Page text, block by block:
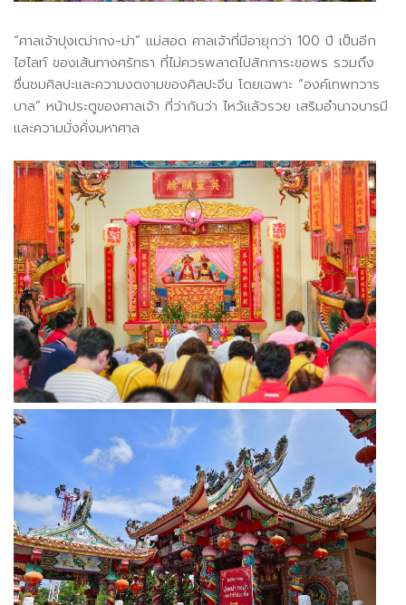
“ศาลเจ้าปุงเฒ่ากง-ม่า” แม่สอด ศาลเจ้าที่มีอายุกว่า 100 ปี เป็นอีก
ไฮไลท์ ของเส้นทางศรัทธา ที่ไม่ควรพลาดไปสักการะขอพร รวมถึง
ชื่นชมศิลปะและความงดงามของศิลปะจีน โดยเฉพาะ “องค์เทพทวาร
บาล” หน้าประตูของศาลเจ้า ที่ว่ากันว่า ไหว้แล้วรวย เสริมอำนาจบารมี
และความมั่งคั่งมหาศาล